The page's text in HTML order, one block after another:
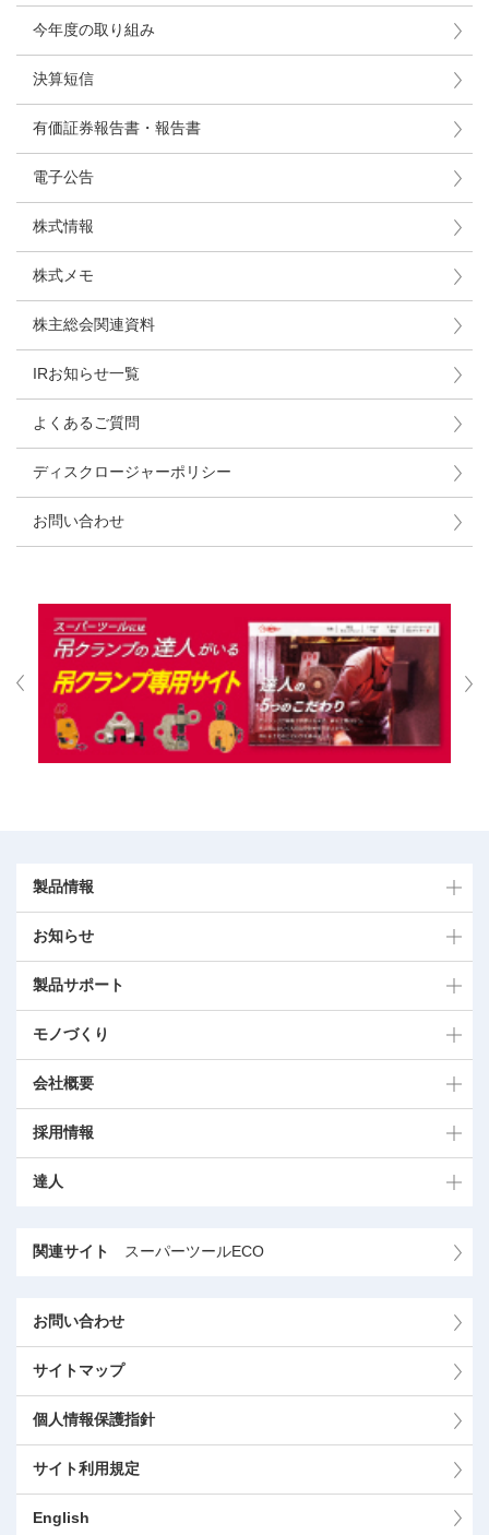
今年度の取り組み
決算短信
有価証券報告書・報告書
電子公告
株式情報
株式メモ
株主総会関連資料
IRお知らせ一覧
よくあるご質問
ディスクロージャーポリシー
お問い合わせ
製品情報
お知らせ
製品サポート
モノづくり
会社概要
採用情報
達人
関連サイト スーパーツールECO
お問い合わせ
サイトマップ
個人情報保護指針
サイト利用規定
English